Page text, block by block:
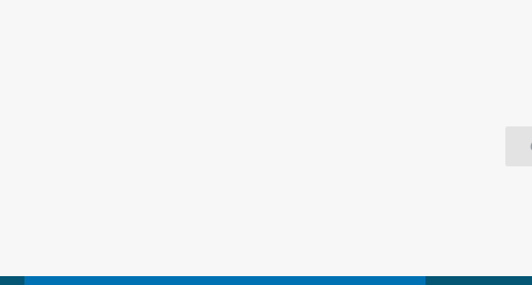
Fotos - 38868 - Pano de Microfibra Azul